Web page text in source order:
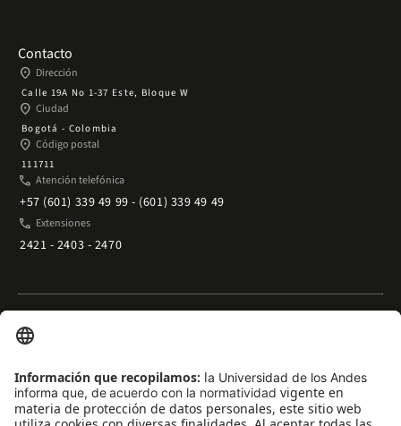
Contacto
place Dirección
Calle 19A No 1-37 Este, Bloque W
place Ciudad
Bogotá - Colombia
place Código postal
111711
phone Atención telefónica
+57 (601) 339 49 99 - (601) 339 49 49
phone Extensiones
2421 - 2403 - 2470
Enlaces rápidos
Trabaje con nosotrosarrow_outward